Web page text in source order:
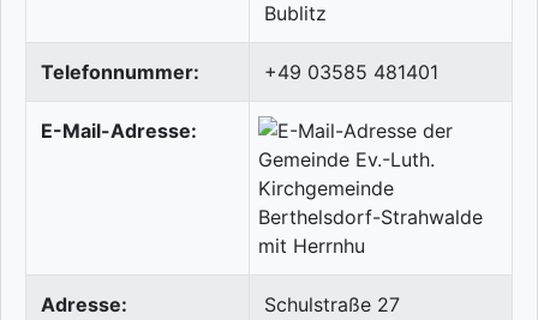
Bublitz
Telefonnummer: +49 03585 481401
E-Mail-Adresse:
Adresse:
Schulstraße 27